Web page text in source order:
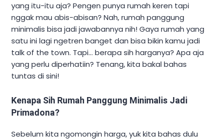
yang itu-itu aja? Pengen punya rumah keren tapi
nggak mau abis-abisan? Nah, rumah panggung
minimalis bisa jadi jawabannya nih! Gaya rumah yang
satu ini lagi ngetren banget dan bisa bikin kamu jadi
talk of the town. Tapi… berapa sih harganya? Apa aja
yang perlu diperhatiin? Tenang, kita bakal bahas
tuntas di sini!
Kenapa Sih Rumah Panggung Minimalis Jadi
Primadona?
Sebelum kita ngomongin harga, yuk kita bahas dulu